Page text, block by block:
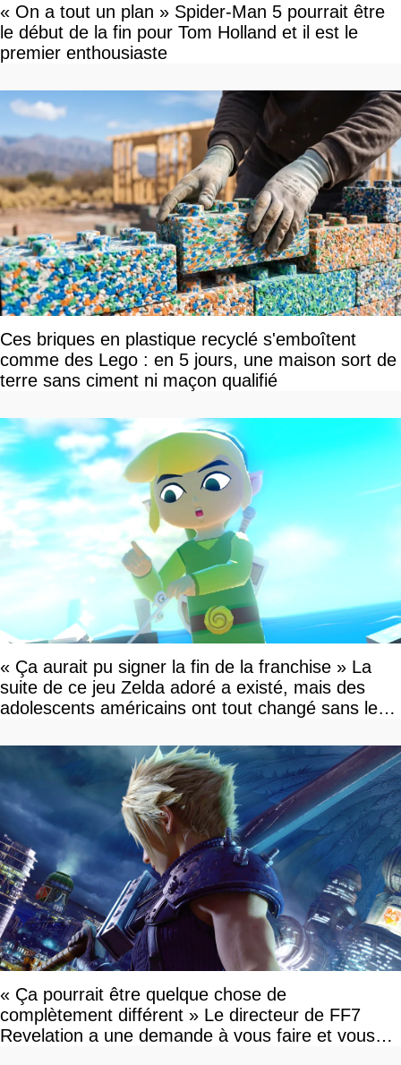
« On a tout un plan » Spider-Man 5 pourrait être
le début de la fin pour Tom Holland et il est le
premier enthousiaste
Ces briques en plastique recyclé s'emboîtent
comme des Lego : en 5 jours, une maison sort de
terre sans ciment ni maçon qualifié
« Ça aurait pu signer la fin de la franchise » La
suite de ce jeu Zelda adoré a existé, mais des
adolescents américains ont tout changé sans le
« Ça pourrait être quelque chose de
complètement différent » Le directeur de FF7
Revelation a une demande à vous faire et vous